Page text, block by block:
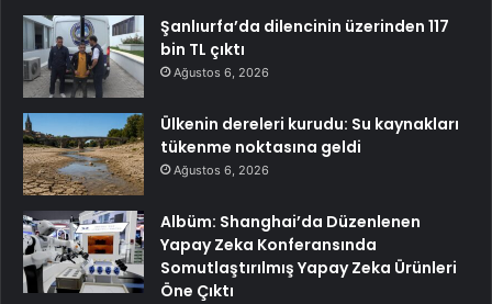
Şanlıurfa’da dilencinin üzerinden 117
bin TL çıktı
Ağustos 6, 2026
Ülkenin dereleri kurudu: Su kaynakları
tükenme noktasına geldi
Ağustos 6, 2026
Albüm: Shanghai’da Düzenlenen
Yapay Zeka Konferansında
Somutlaştırılmış Yapay Zeka Ürünleri
Öne Çıktı